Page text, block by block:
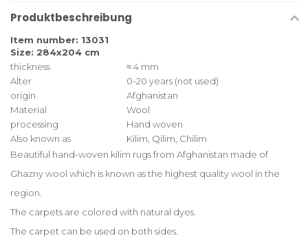
Produktbeschreibung
Item number: 13031
Size: 284x204 cm
thickness
≈ 4 mm
Alter
0-20 years (not used)
origin
Afghanistan
Material
Wool
processing
Hand woven
Also known as
Kilim, Qilim, Chilim
Beautiful hand-woven kilim rugs from Afghanistan made of
Ghazny wool which is known as the highest quality wool in the
region.
The carpets are colored with natural dyes.
The carpet can be used on both sides.